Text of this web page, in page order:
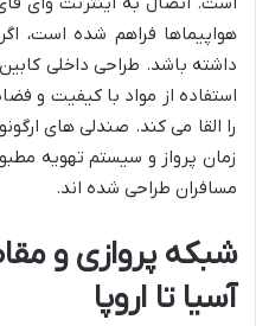
هواپیماها فراهم شده است،
داشته باشد. طراحی داخلی کابین
استفاده از مواد با کیفیت
را القا می کند. صندلی های
زمان پرواز و سیستم تهویه
مسافران طراحی شده اند.
شبکه پروازی و
آسیا تا اروپا